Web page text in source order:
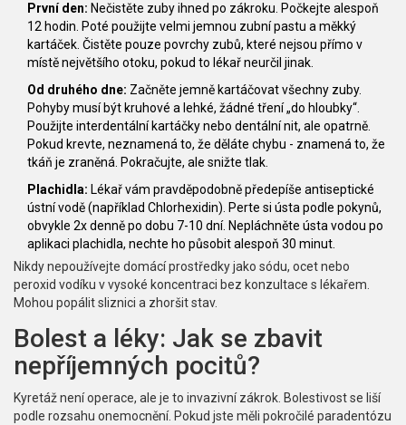
První den: Nečistěte zuby ihned po zákroku. Počkejte alespoň
12 hodin. Poté použijte velmi jemnou zubní pastu a měkký
kartáček. Čistěte pouze povrchy zubů, které nejsou přímo v
místě největšího otoku, pokud to lékař neurčil jinak.
Od druhého dne: Začněte jemně kartáčovat všechny zuby.
Pohyby musí být kruhové a lehké, žádné tření „do hloubky“.
Použijte interdentální kartáčky nebo dentální nit, ale opatrně.
Pokud krevte, neznamená to, že děláte chybu - znamená to, že
tkáň je zraněná. Pokračujte, ale snižte tlak.
Plachidla: Lékař vám pravděpodobně předepíše antiseptické
ústní vodě (například Chlorhexidin). Perte si ústa podle pokynů,
obvykle 2x denně po dobu 7-10 dní. Nepláchněte ústa vodou po
aplikaci plachidla, nechte ho působit alespoň 30 minut.
Nikdy nepoužívejte domácí prostředky jako sódu, ocet nebo
peroxid vodíku v vysoké koncentraci bez konzultace s lékařem.
Mohou popálit sliznici a zhoršit stav.
Bolest a léky: Jak se zbavit
nepříjemných pocitů?
Kyretáž není operace, ale je to invazivní zákrok. Bolestivost se liší
podle rozsahu onemocnění. Pokud jste měli pokročilé paradentózu